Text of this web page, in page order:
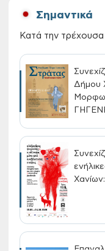
Σημαντικά
Κατά την
Δήμου